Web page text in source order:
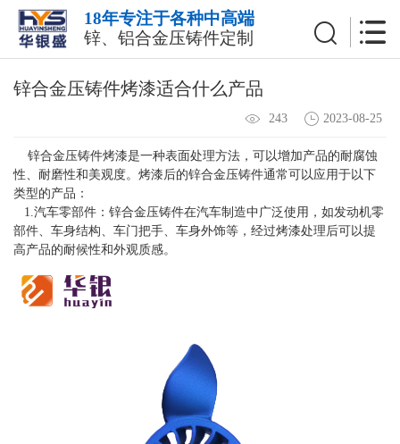
18年专注于各种中高端
锌、铝合金压铸件定制
锌合金压铸件烤漆适合什么产品
243 2023-08-25
锌合金压铸件烤漆是一种表面处理方法，可以增加产品的耐腐蚀
性、耐磨性和美观度。烤漆后的锌合金压铸件通常可以应用于以下
类型的产品：
1.汽车零部件：锌合金压铸件在汽车制造中广泛使用，如发动机零
部件、车身结构、车门把手、车身外饰等，经过烤漆处理后可以提
高产品的耐候性和外观质感。